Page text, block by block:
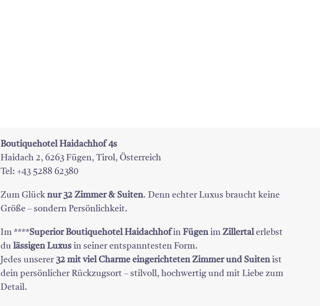
Boutiquehotel Haidachhof 4s
Haidach 2, 6263 Fügen, Tirol, Österreich
Tel: +43 5288 62380
Zum Glück nur 32 Zimmer & Suiten. Denn echter Luxus braucht keine
Größe – sondern Persönlichkeit.
Im ****Superior Boutiquehotel Haidachhofin Fügenim Zillertalerlebst
du lässigen Luxus in seiner entspanntesten Form.
Jedes unserer 32 mit viel Charme eingerichteten Zimmer und Suitenist
dein persönlicher Rückzugsort – stilvoll, hochwertig und mit Liebe zum
Detail.